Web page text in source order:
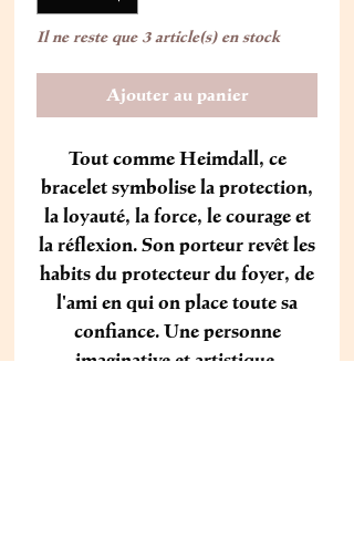
Il ne reste que 3 article(s) en stock
Ajouter au panier
Tout comme Heimdall, ce
bracelet symbolise la protection,
la loyauté, la force, le courage et
la réflexion. Son porteur revêt les
habits du protecteur du foyer, de
l'ami en qui on place toute sa
confiance. Une personne
imaginative et artistique.